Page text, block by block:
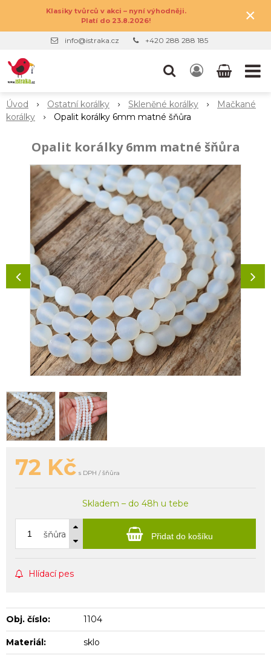
Klasiky tvůrců v akci – nyní výhodněji.
Platí do 23.8.2026!
×
info@istraka.cz +420 288 288 185
Úvod Ostatní korálky Skleněné korálky
Mačkané
korálky
Opalit korálky 6mm matné šňůra
Opalit korálky 6mm matné šňůra
72 Kč s DPH / šňůra
Skladem – do 48h u tebe
šňůra Přidat do košíku
Hlídací pes
Obj. číslo: 1104
Materiál: sklo